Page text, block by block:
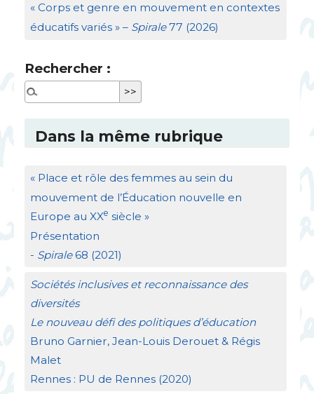
« Corps et genre en mouvement en contextes
éducatifs variés » – Spirale77 (2026)
Rechercher :
Dans la même rubrique
« Place et rôle des femmes au sein du
mouvement de l’Éducation nouvelle en
Europe au XXe siècle »
Présentation
- Spirale68 (2021)
Sociétés inclusives et reconnaissance des
diversités
Le nouveau défi des politiques d’éducation
Bruno Garnier, Jean-Louis Derouet & Régis
Malet
Rennes : PU de Rennes (2020)